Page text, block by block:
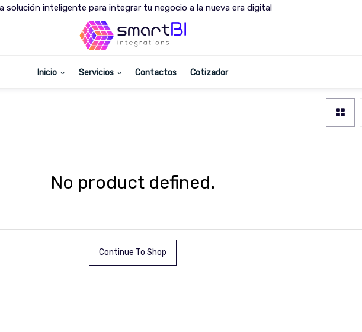
solución inteligente para integrar tu negocio a la nueva era digital
Inicio Servicios Contactos Cotizador
No product defined.
Continue To Shop